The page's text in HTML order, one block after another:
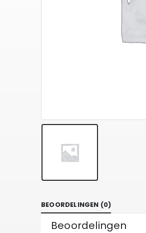
BEOORDELINGEN (0)
Beoordelingen